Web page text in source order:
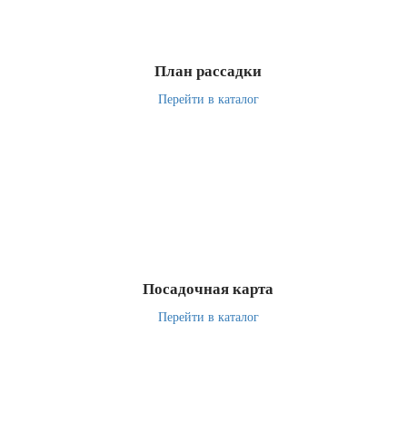
План рассадки
Перейти в каталог
Посадочная карта
Перейти в каталог